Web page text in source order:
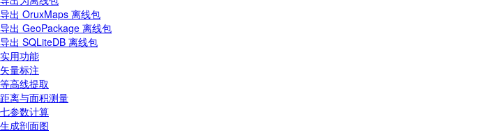
导出 OruxMaps 离线包
导出 GeoPackage 离线包
导出 SQLiteDB 离线包
实用功能
矢量标注
等高线提取
距离与面积测量
七参数计算
生成剖面图